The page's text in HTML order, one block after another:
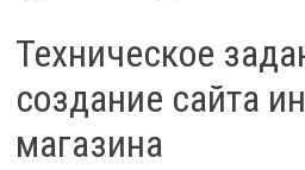
Техническое
создание сайта
магазина